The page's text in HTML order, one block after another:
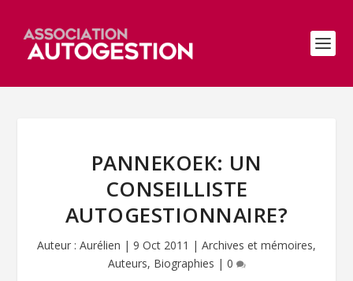
PANNEKOEK: UN
CONSEILLISTE
AUTOGESTIONNAIRE?
Auteur : Aurélien | 9 Oct 2011 | Archives et mémoires,
Auteurs, Biographies | 0